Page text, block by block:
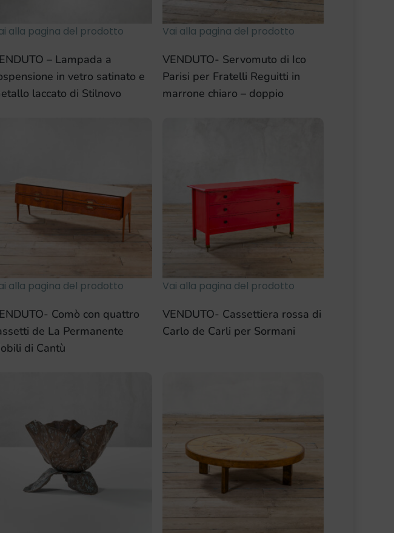
alla pagina del prodotto
– Lampada a
in vetro satinato e
laccato di Stilnovo
Vai alla pagina del prodotto
VENDUTO- Servomuto di Ico
Parisi per Fratelli Reguitti in
marrone chiaro – doppio
alla pagina del prodotto
Comò con quattro
de La Permanente
di Cantù
Vai alla pagina del prodotto
VENDUTO- Cassettiera rossa di
Carlo de Carli per Sormani